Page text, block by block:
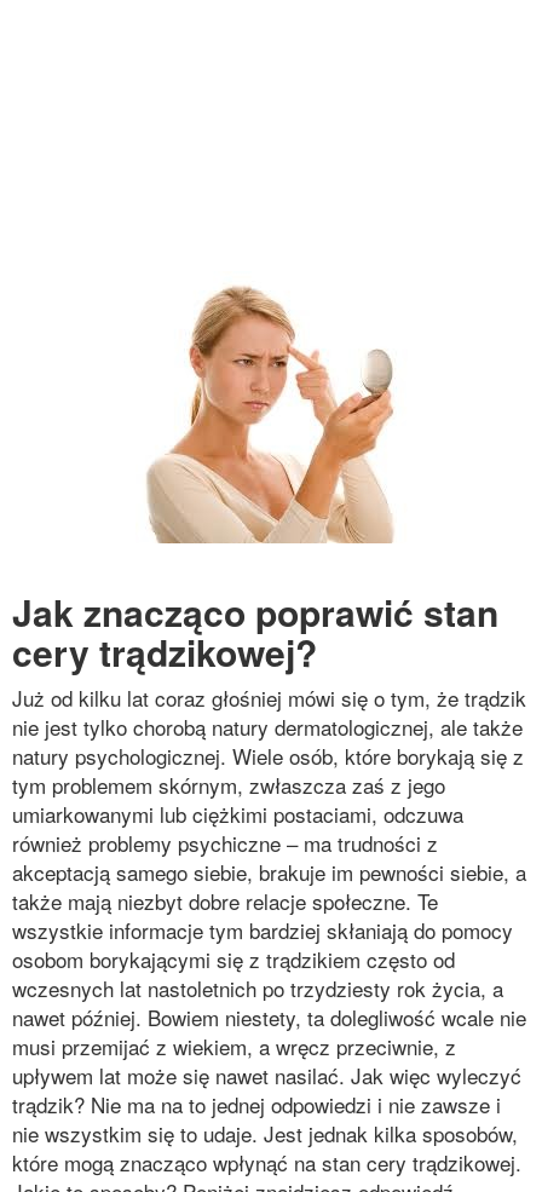
Jak znacząco poprawić stan
cery trądzikowej?
Już od kilku lat coraz głośniej mówi się o tym, że trądzik
nie jest tylko chorobą natury dermatologicznej, ale także
natury psychologicznej. Wiele osób, które borykają się z
tym problemem skórnym, zwłaszcza zaś z jego
umiarkowanymi lub ciężkimi postaciami, odczuwa
również problemy psychiczne – ma trudności z
akceptacją samego siebie, brakuje im pewności siebie, a
także mają niezbyt dobre relacje społeczne. Te
wszystkie informacje tym bardziej skłaniają do pomocy
osobom borykającymi się z trądzikiem często od
wczesnych lat nastoletnich po trzydziesty rok życia, a
nawet później. Bowiem niestety, ta dolegliwość wcale nie
musi przemijać z wiekiem, a wręcz przeciwnie, z
upływem lat może się nawet nasilać. Jak więc wyleczyć
trądzik? Nie ma na to jednej odpowiedzi i nie zawsze i
nie wszystkim się to udaje. Jest jednak kilka sposobów,
które mogą znacząco wpłynąć na stan cery trądzikowej.